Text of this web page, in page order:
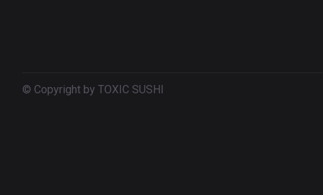
© Copyright by TOXIC SUSHI